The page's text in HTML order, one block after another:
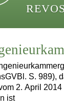
S. 989),
2. April
ist